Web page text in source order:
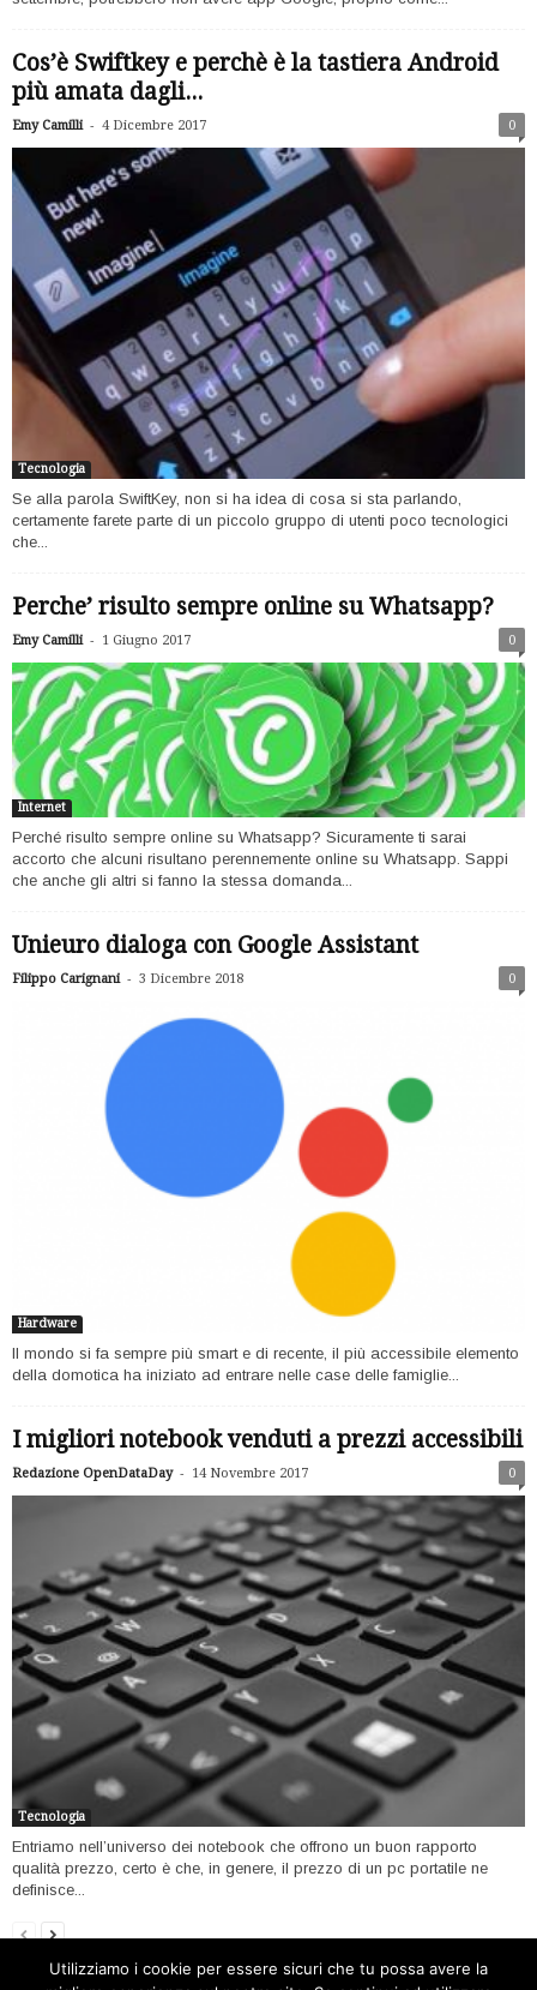
Cos’è Swiftkey e perchè è la tastiera Android
più amata dagli...
Emy Camilli - 4 Dicembre 2017 0
Tecnologia
Se alla parola SwiftKey, non si ha idea di cosa si sta parlando,
certamente farete parte di un piccolo gruppo di utenti poco tecnologici
che...
Perche’ risulto sempre online su Whatsapp?
Emy Camilli - 1 Giugno 2017 0
Internet
Perché risulto sempre online su Whatsapp? Sicuramente ti sarai
accorto che alcuni risultano perennemente online su Whatsapp. Sappi
che anche gli altri si fanno la stessa domanda...
Unieuro dialoga con Google Assistant
Filippo Carignani - 3 Dicembre 2018 0
Hardware
Il mondo si fa sempre più smart e di recente, il più accessibile elemento
della domotica ha iniziato ad entrare nelle case delle famiglie...
I migliori notebook venduti a prezzi accessibili
Redazione OpenDataDay - 14 Novembre 2017 0
Tecnologia
Entriamo nell’universo dei notebook che offrono un buon rapporto
qualità prezzo, certo è che, in genere, il prezzo di un pc portatile ne
definisce...
Utilizziamo i cookie per essere sicuri che tu possa avere la